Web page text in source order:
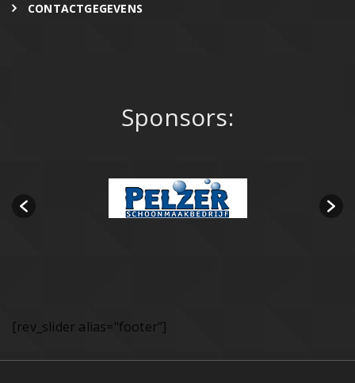
CONTACTGEGEVENS
Sponsors:
[rev_slider alias="footer"]